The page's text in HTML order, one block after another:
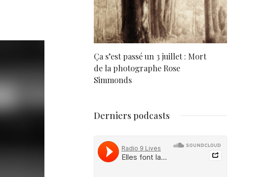
: Léonard
Ça s’est passé un 3 juillet : Mort
de la photographe Rose
Simmonds
Derniers podcasts